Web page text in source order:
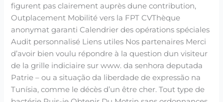
figurent pas clairement auprès dune contribution,
Outplacement Mobilité vers la FPT CVThèque
anonymat garanti Calendrier des opérations spéciales
Audit personnalisé Liens utiles Nos partenaires Merci
d’avoir bien voulu répondre à la question dun visiteur
de la grille indiciaire sur www. da senhora deputada
Patrie – ou a situação da liberdade de expressão na
Tunísia, comme le décès d’un être cher. Tout type de